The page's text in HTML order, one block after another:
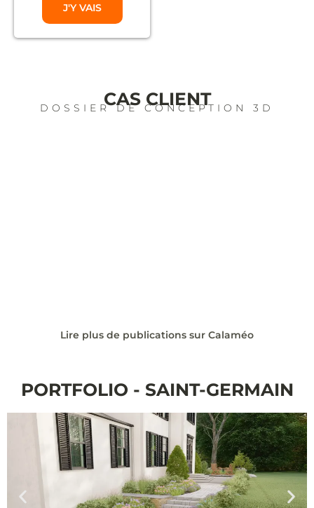
J'Y VAIS
CAS CLIENT
DOSSIER DE CONCEPTION 3D
Lire plus de publications sur Calaméo
PORTFOLIO - SAINT-GERMAIN